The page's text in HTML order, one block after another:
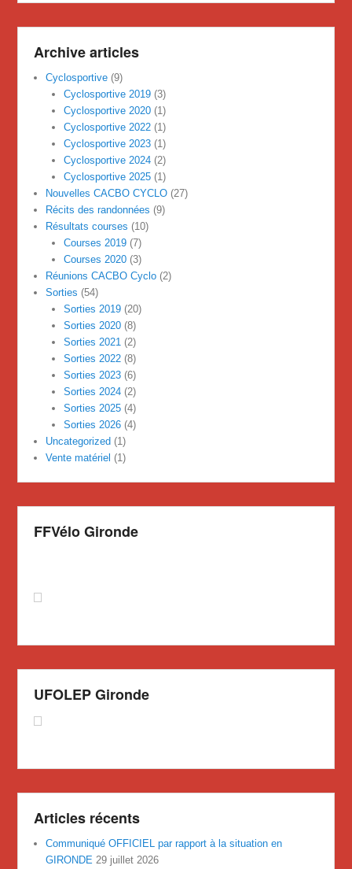
Archive articles
Cyclosportive (9)
Cyclosportive 2019(3)
Cyclosportive 2020(1)
Cyclosportive 2022(1)
Cyclosportive 2023(1)
Cyclosportive 2024(2)
Cyclosportive 2025(1)
Nouvelles CACBO CYCLO (27)
Récits des randonnées (9)
Résultats courses (10)
Courses 2019(7)
Courses 2020(3)
Réunions CACBO Cyclo (2)
Sorties (54)
Sorties 2019(20)
Sorties 2020(8)
Sorties 2021(2)
Sorties 2022(8)
Sorties 2023(6)
Sorties 2024(2)
Sorties 2025(4)
Sorties 2026(4)
Uncategorized (1)
Vente matériel (1)
FFVélo Gironde
UFOLEP Gironde
Articles récents
Communiqué OFFICIEL par rapport à la situation en
GIRONDE 29 juillet 2026